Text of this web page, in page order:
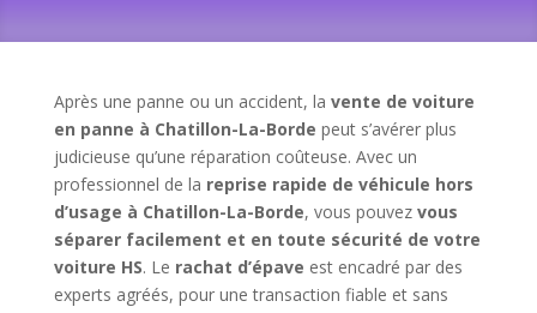
Après une panne ou un accident, la vente de voiture
en panne à Chatillon-La-Borde peut s’avérer plus
judicieuse qu’une réparation coûteuse. Avec un
professionnel de la reprise rapide de véhicule hors
d’usage à Chatillon-La-Borde, vous pouvez vous
séparer facilement et en toute sécurité de votre
voiture HS. Le rachat d’épave est encadré par des
experts agréés, pour une transaction fiable et sans